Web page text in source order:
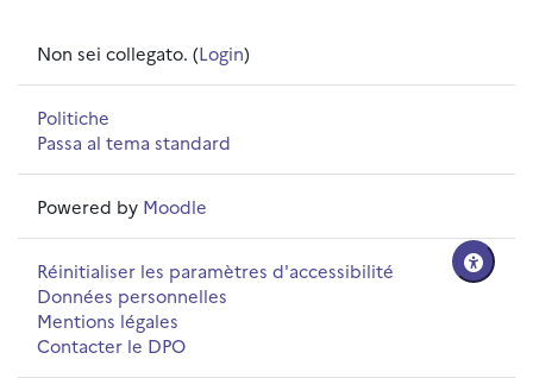
Non sei collegato. (Login)
Politiche
Passa al tema standard
Powered by Moodle
Réinitialiser les paramètres d'accessibilité
Données personnelles
Mentions légales
Contacter le DPO